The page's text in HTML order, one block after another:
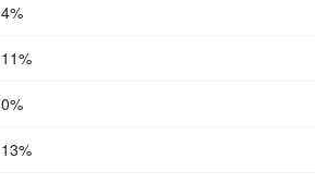
4%
11%
0%
13%